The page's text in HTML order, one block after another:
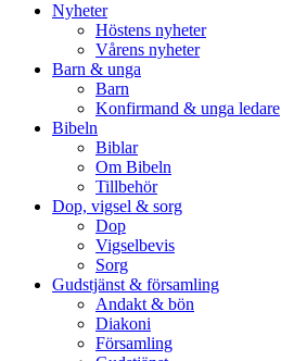
Nyheter
Höstens nyheter
Vårens nyheter
Barn & unga
Barn
Konfirmand & unga ledare
Bibeln
Biblar
Om Bibeln
Tillbehör
Dop, vigsel & sorg
Dop
Vigselbevis
Sorg
Gudstjänst & församling
Andakt & bön
Diakoni
Församling